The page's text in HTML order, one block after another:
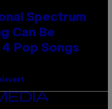
Spectrum
Can Be
Pop Songs